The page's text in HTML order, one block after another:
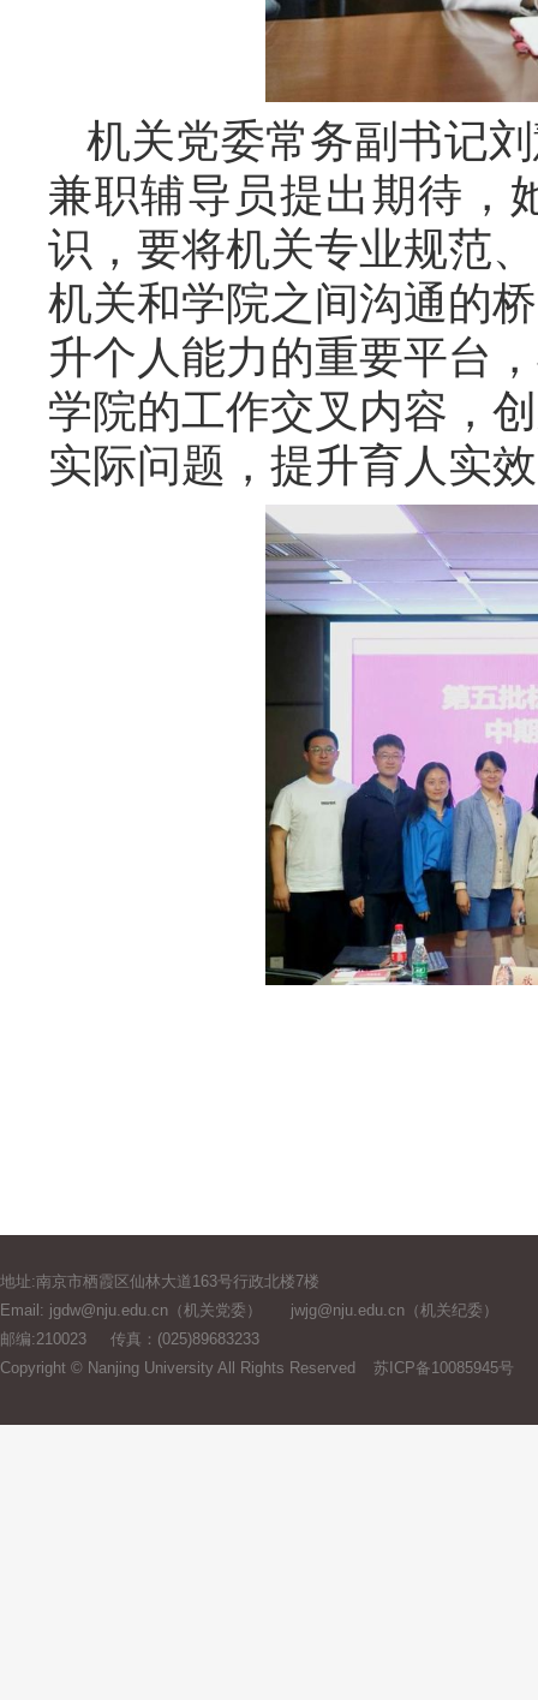
机关党委常务副书记
兼职辅导员提出期待，
识，要将机关专业规范
机关和学院之间沟通的
升个人能力的重要平台
学院的工作交叉内容，
实际问题，提升育人实
地址:南京市栖霞区仙林大道163号行政北楼7楼
Email: jgdw@nju.edu.cn（机关党委）
jwjg@nju.edu.cn（机关纪委）
邮编:210023
传真：(025)89683233
Copyright © Nanjing University All Rights Reserved
苏ICP备10085945号